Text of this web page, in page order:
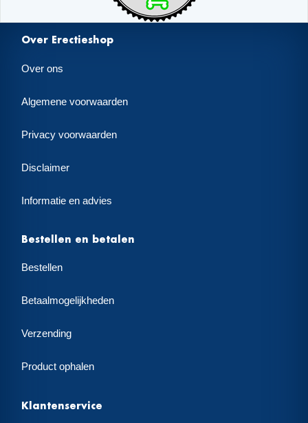
Over Erectieshop
Over ons
Algemene voorwaarden
Privacy voorwaarden
Disclaimer
Informatie en advies
Bestellen en betalen
Bestellen
Betaalmogelijkheden
Verzending
Product ophalen
Klantenservice